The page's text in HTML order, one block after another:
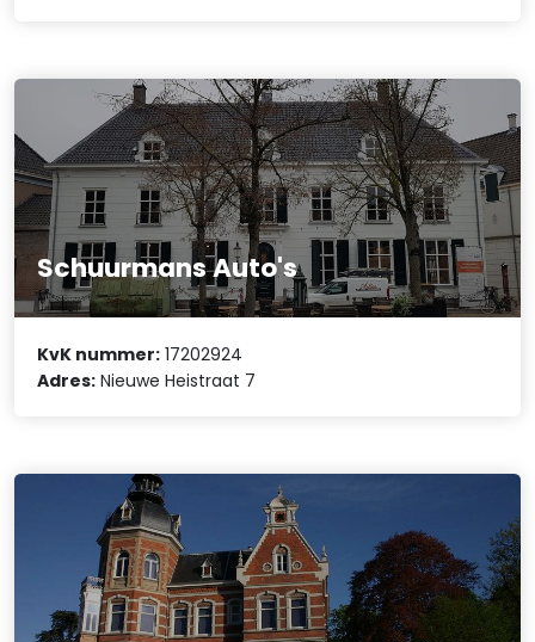
Schuurmans Auto's
KvK nummer: 17202924
Adres: Nieuwe Heistraat 7